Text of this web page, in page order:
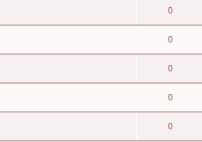
0
0
0
0
0